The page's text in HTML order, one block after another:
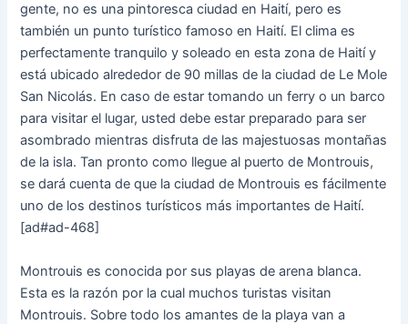
gente, no es una pintoresca ciudad en Haití, pero es
también un punto turístico famoso en Haití. El clima es
perfectamente tranquilo y soleado en esta zona de Haití y
está ubicado alrededor de 90 millas de la ciudad de Le Mole
San Nicolás. En caso de estar tomando un ferry o un barco
para visitar el lugar, usted debe estar preparado para ser
asombrado mientras disfruta de las majestuosas montañas
de la isla. Tan pronto como llegue al puerto de Montrouis,
se dará cuenta de que la ciudad de Montrouis es fácilmente
uno de los destinos turísticos más importantes de Haití.
[ad#ad-468]
Montrouis es conocida por sus playas de arena blanca.
Esta es la razón por la cual muchos turistas visitan
Montrouis. Sobre todo los amantes de la playa van a